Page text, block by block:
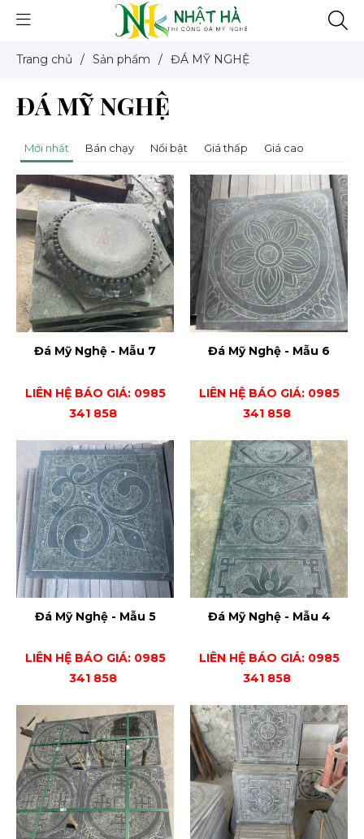
Trang chủ / Sản phẩm / ĐÁ MỸ NGHỆ
ĐÁ MỸ NGHỆ
Mới nhất Bán chạy Nổi bật Giá thấp Giá cao
Đá Mỹ Nghệ - Mẫu 7
LIÊN HỆ BÁO GIÁ: 0985
341 858
Đá Mỹ Nghệ - Mẫu 6
LIÊN HỆ BÁO GIÁ: 0985
341 858
Đá Mỹ Nghệ - Mẫu 5
LIÊN HỆ BÁO GIÁ: 0985
341 858
Đá Mỹ Nghệ - Mẫu 4
LIÊN HỆ BÁO GIÁ: 0985
341 858